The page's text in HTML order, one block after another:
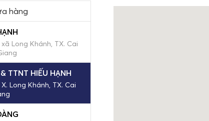
hàng
Long Khánh, TX. Cai
TTNT HIẾU HẠNH
Long Khánh, TX. Cai